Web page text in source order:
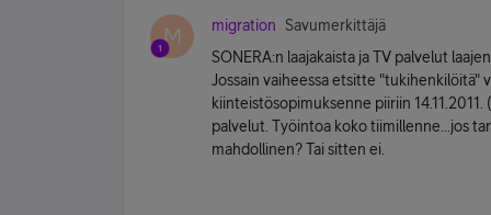
M migration
Savumerkittäjä
SONERA:n laajakaista ja TV palvelut
Jossain vaiheessa etsitte "tukihenkilöitä"
kiinteistösopimuksenne piiriin
palvelut. Työintoa koko tiimillenne...jos
mahdollinen? Tai sitten ei.